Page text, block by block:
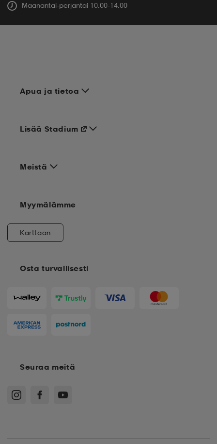
Maanantai-perjantai 10.00-14.00
Apua ja tietoa
Meistä
Osta turvallisesti
Lisää Stadium
Myymälämme
Karttaan
Seuraa meitä